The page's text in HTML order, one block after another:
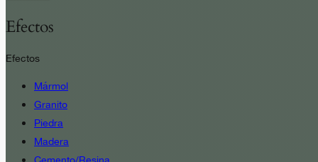
Efectos
Efectos
Mármol
Granito
Piedra
Madera